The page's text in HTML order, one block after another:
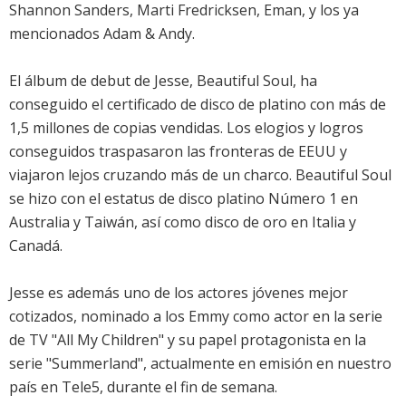
Shannon Sanders, Marti Fredricksen, Eman, y los ya
mencionados Adam & Andy.
El álbum de debut de Jesse, Beautiful Soul, ha
conseguido el certificado de disco de platino con más de
1,5 millones de copias vendidas. Los elogios y logros
conseguidos traspasaron las fronteras de EEUU y
viajaron lejos cruzando más de un charco. Beautiful Soul
se hizo con el estatus de disco platino Número 1 en
Australia y Taiwán, así como disco de oro en Italia y
Canadá.
Jesse es además uno de los actores jóvenes mejor
cotizados, nominado a los Emmy como actor en la serie
de TV "All My Children" y su papel protagonista en la
serie "Summerland", actualmente en emisión en nuestro
país en Tele5, durante el fin de semana.